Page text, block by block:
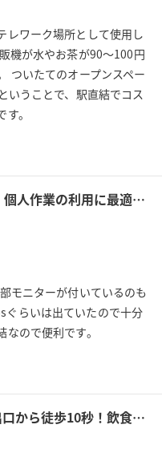
レワーク場所として使用し
機が水やお茶が90〜100円
ついたてのオープンスペー
いうことで、駅直結でコス
。
駅直結！横浜駅徒歩30秒｜1名｜個人作業の利用に最適！エキニア横浜｜5階ハマポート「コワーキングスペース」A
モニターが付いているのも
ぐらいは出ていたので十分
ので便利です。
JR飯田橋駅から徒歩30秒！A1出口から徒歩10秒！飲食持込可!高速Wi-Fi!会議/ボドゲ/推し活/女子会/サロン/控室などで利用可能!貸会議室KS6飯田橋★